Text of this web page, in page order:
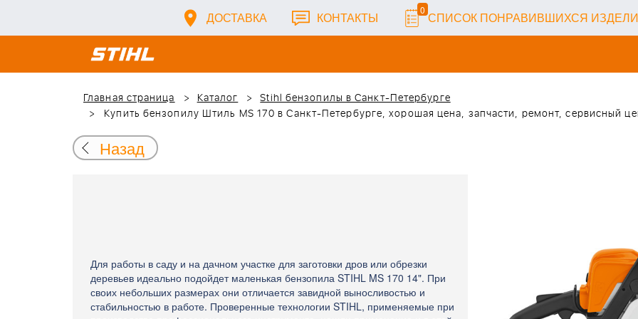
ДОСТАВКА КОНТАКТЫ 0 СПИСОК ПОНРАВИВШИХСЯ
Главная страница
Каталог
Stihl бензопилы в Санкт-Петербурге
Купить бензопилу Штиль MS 170 в Санкт-Петербурге, хорошая цена, запчасти, ремонт, сервисный
Назад
Для работы в саду и на дачном участке для заготовки дров или обрезки
деревьев идеально подойдет маленькая бензопила STIHL MS 170 14". При
своих небольших размерах они отличается завидной выносливостью и
стабильностью в работе. Проверенные технологии STIHL, применяемые при